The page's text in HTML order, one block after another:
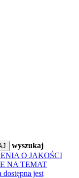
wyszukaj
O JAKOŚCI
NA TEMAT
dostępna jest